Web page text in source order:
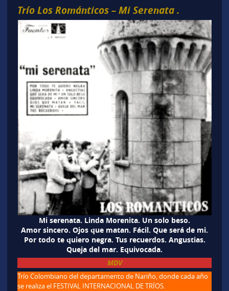
Trío Los Románticos – Mi Serenata .
Mi serenata. Linda Morenita. Un solo beso.
Amor sincero. Ojos que matan. Fácil. Que será de mi.
Por todo te quiero negra. Tus recuerdos. Angustias.
Queja del mar. Equivocada.
MDV
Trío Colombiano del departamento de Nariño, donde cada año
se realiza el FESTIVAL INTERNACIONAL DE TRÍOS.